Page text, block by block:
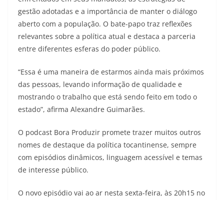
gestão adotadas e a importância de manter o diálogo
aberto com a população. O bate-papo traz reflexões
relevantes sobre a política atual e destaca a parceria
entre diferentes esferas do poder público.
“Essa é uma maneira de estarmos ainda mais próximos
das pessoas, levando informação de qualidade e
mostrando o trabalho que está sendo feito em todo o
estado”, afirma Alexandre Guimarães.
O podcast Bora Produzir promete trazer muitos outros
nomes de destaque da política tocantinense, sempre
com episódios dinâmicos, linguagem acessível e temas
de interesse público.
O novo episódio vai ao ar nesta sexta-feira, às 20h15 no